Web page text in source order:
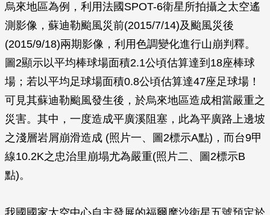
烏來地區為例，利用法國SPOT-6衛星所拍攝之太空遙
測影像，蘇迪勒颱風災前(2015/7/14)及颱風災後
(2015/9/18)兩期影像，利用色調變化進行山崩判釋。
圖2顯示以平均棒球場面積2.1公頃估算達到18座棒球
場；若以平均足球場面積0.8公頃估算達47座足球場！
可見其蘇迪勒颱風發生後，於烏來地區造成相當嚴重之
災害。其中，一度造成平廣溪阻塞，此為平廣路上邊坡
之淺層岩屑崩滑造成 (照片一、圖2標示A點)，而台9甲
線10.2K之忠治里崩塌尤為嚴重(照片二、圖2標示B
點)。
我國國家太空中心自主發展的福爾摩沙衛星五號預定於